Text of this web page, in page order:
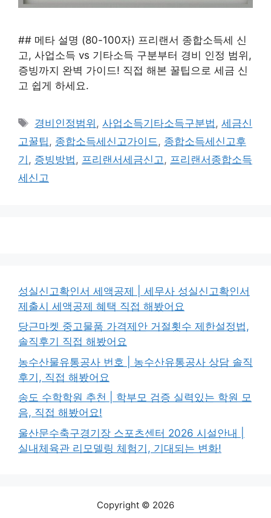
## 메타 설명 (80-100자) 프리랜서 종합소득세 신
고, 사업소득 vs 기타소득 구분부터 경비 인정 범위,
증빙까지 완벽 가이드! 직접 해본 꿀팁으로 세금 신
고 쉽게 하세요.
태
그
경비인정범위 ,사업소득기타소득구분법 ,세금신
고꿀팁 , 종합소득세신고가이드 , 종합소득세신고후
기 , 증빙방법 , 프리랜서세금신고 , 프리랜서종합소득
세신고
성실신고확인서 세액공제 | 세무사 성실신고확인서
제출시 세액공제 혜택 직접 해봤어요
당근마켓 중고물품 가격제안 거절횟수 제한설정법,
솔직후기 직접 해봤어요
농수산물유통공사 번호 | 농수산유통공사 상담 솔직
후기, 직접 해봤어요
송도 수학학원 추천 | 학부모 검증 실력있는 학원 모
음, 직접 해봤어요!
울산문수축구경기장 스포츠센터 2026 시설안내 |
실내체육관 리모델링 체험기, 기대되는 변화!
Copyright © 2026